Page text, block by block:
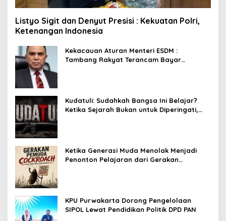
Listyo Sigit dan Denyut Presisi : Kekuatan Polri,
Ketenangan Indonesia
Kekacauan Aturan Menteri ESDM :
Tambang Rakyat Terancam Bayar
Kudatuli: Sudahkah Bangsa Ini Belajar?
Ketika Sejarah Bukan untuk Diperingati,
Ketika Generasi Muda Menolak Menjadi
Penonton Pelajaran dari Gerakan
KPU Purwakarta Dorong Pengelolaan
SIPOL Lewat Pendidikan Politik DPD PAN